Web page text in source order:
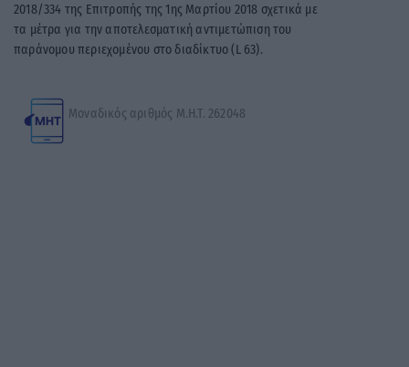
2018/334 της Επιτροπής της 1ης Μαρτίου 2018 σχετικά με
τα μέτρα για την αποτελεσματική αντιμετώπιση του
παράνομου περιεχομένου στο διαδίκτυο (L 63).
Μοναδικός αριθμός Μ.Η.Τ. 262048